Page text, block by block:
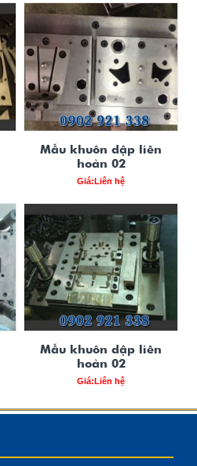
Mẫu khuôn dập liên
hoàn 02
Giá:Liên hệ
Mẫu khuôn dập liên
hoàn 02
Giá:Liên hệ